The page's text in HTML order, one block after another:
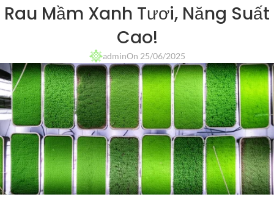
Rau Mầm Xanh Tươi, Năng Suất
Cao!
adminOn 25/06/2025